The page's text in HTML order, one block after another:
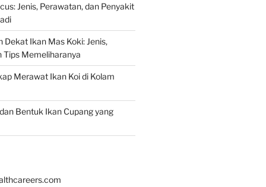
Jenis, Perawatan, dan Penyakit
Dekat Ikan Mas Koki: Jenis,
Tips Memeliharanya
Merawat Ikan Koi di Kolam
Bentuk Ikan Cupang yang